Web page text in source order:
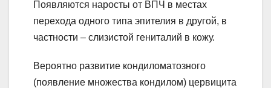
Появляются наросты от ВПЧ в местах
перехода одного типа эпителия в другой, в
частности – слизистой гениталий в кожу.
Вероятно развитие кондиломатозного
(появление множества кондилом) цервицита